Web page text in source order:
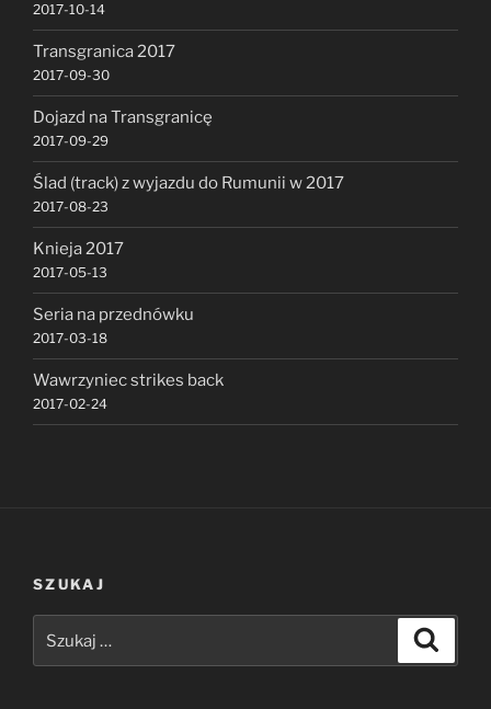
2017-10-14
Transgranica 2017
2017-09-30
Dojazd na Transgranicę
2017-09-29
Ślad (track) z wyjazdu do Rumunii w 2017
2017-08-23
Knieja 2017
2017-05-13
Seria na przednówku
2017-03-18
Wawrzyniec strikes back
2017-02-24
SZUKAJ